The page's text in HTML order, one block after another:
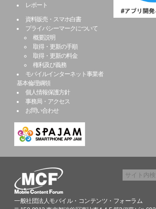
レポート
資料販売・スマホ白書
プライバシーマークについて
概要説明
取得・更新の手順
取得・更新の料金
権利及び義務
モバイルインターネット事業者
基本倫理綱領
個人情報保護方針
事務局・アクセス
お問い合わせ
一般社団法人モバイル・コンテンツ・フォーラム